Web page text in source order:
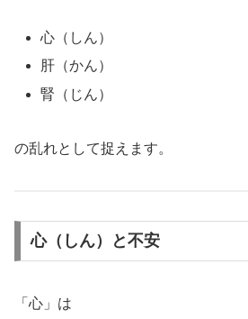
心（しん）
肝（かん）
腎（じん）
の乱れとして捉えます。
心（しん）と不安
「心」は